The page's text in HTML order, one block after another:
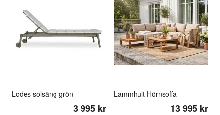
Lodes solsäng grön
3 995 kr
Lammhult Hörnsoffa
13 995 kr